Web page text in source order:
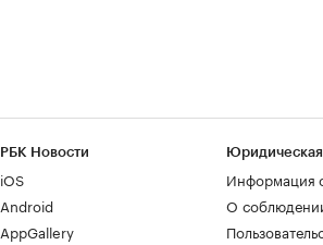
РБК Новости
iOS
Android
AppGallery
Информация
О